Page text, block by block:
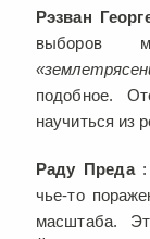
Рэзван
выборов
подобное.
научиться из
Раду Преда:
чье-то
масштаба.